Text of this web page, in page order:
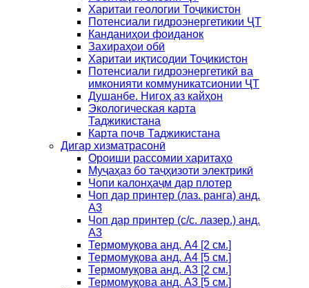
Харитаи геологии Тоҷикистон
Потенсиали гидроэнергетикии ҶТ
Канданиҳои фоиданок
Захираҳои обӣ
Харитаи иқтисодии Тоҷикистон
Потенсиали гидроэнергетикӣ ва
имконияти коммуникатсионии ҶТ
Душанбе. Нигоҳ аз кайҳон
Экологическая карта
Таджикистана
Карта почв Таджикистана
Дигар хизматрасонӣ
Ороиши рассомии харитаҳо
Муҷаҳаз бо таҷҳизоти электрикӣ
Чопи калонҳаҷм дар плотер
Чоп дар принтер (лаз. ранга) анд.
А3
Чоп дар принтер (с/с. лазер.) анд.
А3
Термомуқова анд. А4 [2 см.]
Термомуқова анд. А4 [5 см.]
Термомуқова анд. А3 [2 см.]
Термомуқова анд. А3 [5 см.]